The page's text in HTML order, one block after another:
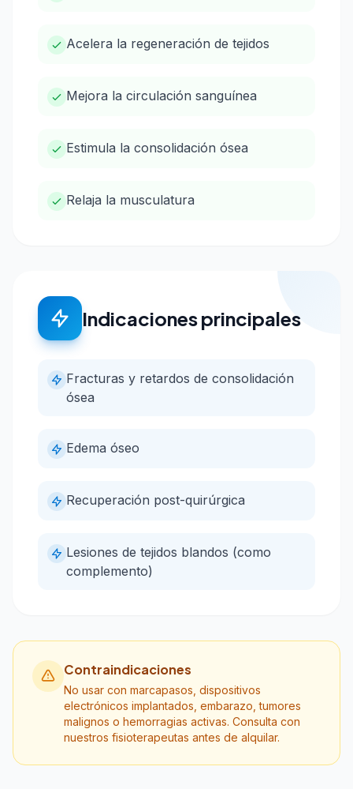
Acelera la regeneración de tejidos
Mejora la circulación sanguínea
Estimula la consolidación ósea
Relaja la musculatura
Indicaciones principales
Fracturas y retardos de consolidación
ósea
Edema óseo
Recuperación post-quirúrgica
Lesiones de tejidos blandos (como
complemento)
Contraindicaciones
No usar con marcapasos, dispositivos
electrónicos implantados, embarazo, tumores
malignos o hemorragias activas. Consulta con
nuestros fisioterapeutas antes de alquilar.